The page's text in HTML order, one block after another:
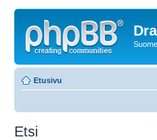
Etusivu
Etsi